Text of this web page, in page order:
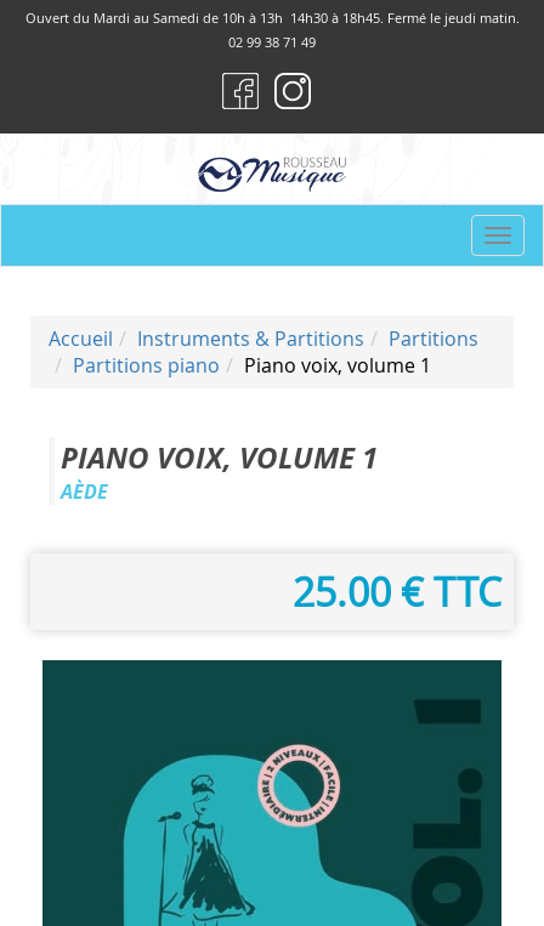
Ouvert du Mardi au Samedi de 10h à 13h 14h30 à 18h45. Fermé le jeudi matin.
02 99 38 71 49
Accueil Instruments & Partitions
Partitions
Partitions piano
Piano voix, volume 1
PIANO VOIX, VOLUME 1
AÈDE
25.00 € TTC
Panneau de gestion des cookies